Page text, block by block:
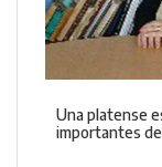
Una platense
importantes